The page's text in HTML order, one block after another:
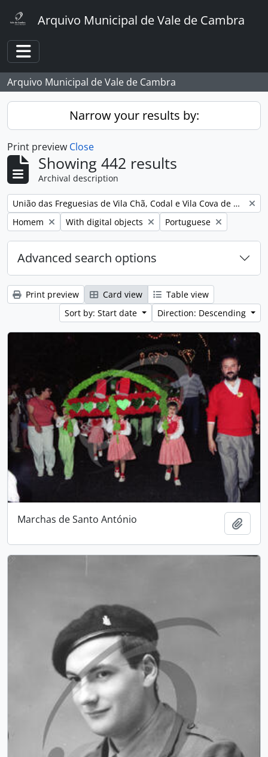
Arquivo Municipal de Vale de Cambra
Toggle navigation
Arquivo Municipal de Vale de Cambra
Narrow your results by:
Print preview Close
Showing 442 results
Archival description
Remove filter:
União das Freguesias de Vila Chã, Codal e Vila Cova de Perrinho
Remove filter:
Homem Remove filter:
With digital objects Remove filter:
Portuguese
Advanced search options
Print preview Card view
Table view
Sort by: Start date
Direction: Descending
Marchas de Santo António